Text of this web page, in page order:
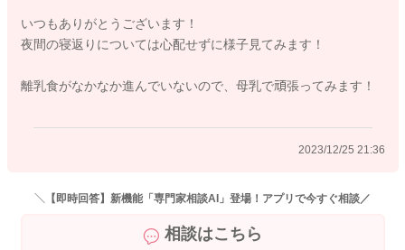
もう少し大きくなって離乳食も食べてくれるようになってくる
はないかなと思いました。
いつもありがとうございます！
夜間の寝返りについては心配せずに様子見てみます！
離乳食がなかなか進んでいないので、母乳で頑張ってみます！
2023/12/25 21:36
＼【即時回答】新機能「専門家相談AI」登場！アプリで今すぐ相談／
相談はこちら